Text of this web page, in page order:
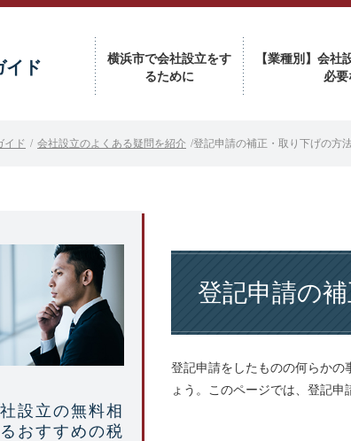
イド
横浜市で会社設立をす
るために
【業種別】会社
必
イド / 会社設立のよくある疑問を紹介 /登記申請の補正・取り下げの方
登記申請の
登記申請をしたものの何らかの
ょう。このページでは、登記申
設立の無料相
おすすめの税